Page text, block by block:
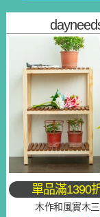
單品滿1390
木作和風實木